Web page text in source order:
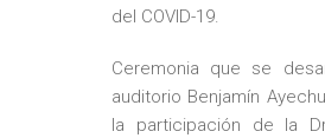
del COVID-19.
Ceremonia que se
auditorio Benjamín
la participación de la